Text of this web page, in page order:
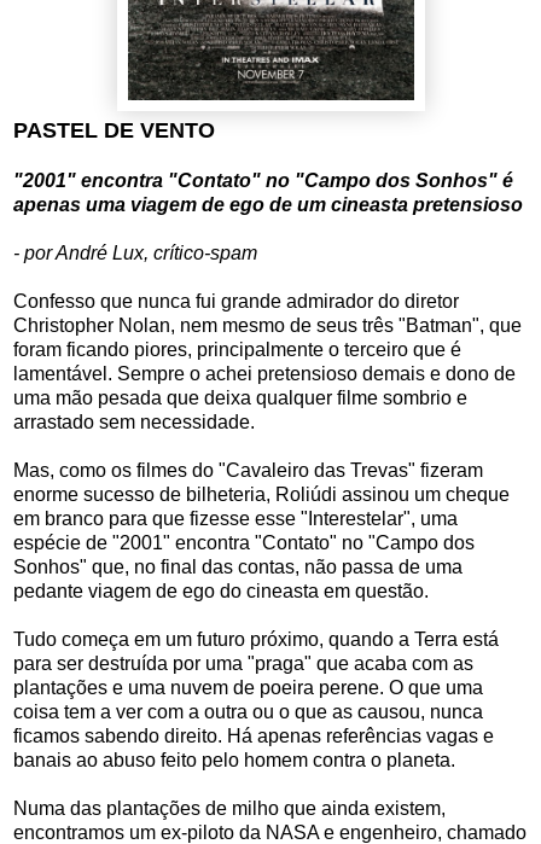
PASTEL DE VENTO
"2001" encontra "Contato" no "Campo dos Sonhos" é
apenas uma viagem de ego de um cineasta pretensioso
- por André Lux, crítico-spam
Confesso que nunca fui grande admirador do diretor
Christopher Nolan, nem mesmo de seus três "Batman", que
foram ficando piores, principalmente o terceiro que é
lamentável. Sempre o achei pretensioso demais e dono de
uma mão pesada que deixa qualquer filme sombrio e
arrastado sem necessidade.
Mas, como os filmes do "Cavaleiro das Trevas" fizeram
enorme sucesso de bilheteria, Roliúdi assinou um cheque
em branco para que fizesse esse "Interestelar", uma
espécie de "2001" encontra "Contato" no "Campo dos
Sonhos" que, no final das contas, não passa de uma
pedante viagem de ego do cineasta em questão.
Tudo começa em um futuro próximo, quando a Terra está
para ser destruída por uma "praga" que acaba com as
plantações e uma nuvem de poeira perene. O que uma
coisa tem a ver com a outra ou o que as causou, nunca
ficamos sabendo direito. Há apenas referências vagas e
banais ao abuso feito pelo homem contra o planeta.
Numa das plantações de milho que ainda existem,
encontramos um ex-piloto da NASA e engenheiro, chamado